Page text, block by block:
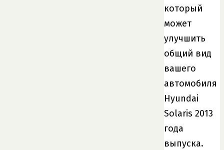
который
может
улучшить
общий вид
вашего
автомобиля
Hyundai
Solaris 2013
года
выпуска.